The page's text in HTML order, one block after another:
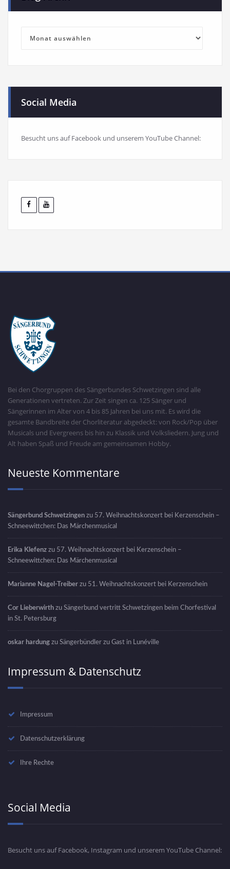
Archiv
Social Media
Besucht uns auf Facebook und unserem YouTube Channel:
Bei den Chorgruppen des Sängerbundes Schwetzingen sind alle
Generationen vertreten. Zur Zeit singen ca. 125 Sänger und
Sängerinnen im Alter von 4 bis 85 Jahren bei uns mit. Es wird die
gesamte Bandbreite der Chorliteratur abgedeckt: von Rock/Pop über
Musicals und Evergreens bis hin zu Klassik und Volksliedern. Jung und
Alt haben Spaß und Freude am gemeinsamen Hobby.
Neueste Kommentare
Sängerbund Schwetzingen zu 57. Weihnachtskonzert bei Kerzenschein –
Schneewittchen: Das Märchenmusical
Erika Klefenz zu 57. Weihnachtskonzert bei Kerzenschein –
Schneewittchen: Das Märchenmusical
Marianne Nagel-Treiber zu 51. Weihnachtskonzert bei Kerzenschein
Cor Lieberwirth zu Sängerbund vertritt Schwetzingen beim Chorfestival
in St. Petersburg
oskar hardung zu Sängerbündler zu Gast in Lunéville
Impressum & Datenschutz
Impressum
Datenschutzerklärung
Ihre Rechte
Social Media
Besucht uns auf Facebook, Instagram und unserem YouTube Channel: